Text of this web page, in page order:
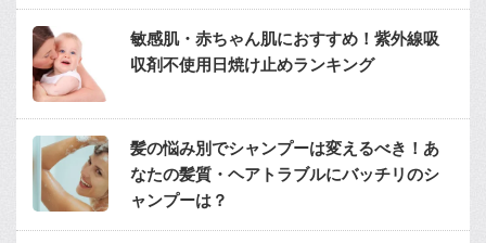
敏感肌・赤ちゃん肌におすすめ！紫外線吸
収剤不使用日焼け止めランキング
髪の悩み別でシャンプーは変えるべき！あ
なたの髪質・ヘアトラブルにバッチリのシ
ャンプーは？